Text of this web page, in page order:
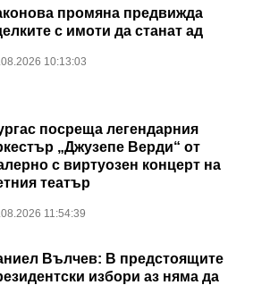
промяна предвижда
с имоти да станат ад
10:13:03
посреща легендарния
„Джузепе Верди“ от
с виртуозен концерт на
театър
11:54:39
Вълчев: В предстоящите
избори аз няма да